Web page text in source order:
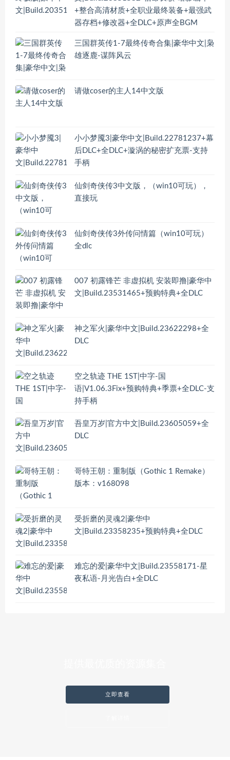
+整合高清材质+全职业最终装备+最强武
器存档+修改器+全DLC+原声全BGM
三国群英传1-7最终传奇合集|豪华中文|枭
雄逐鹿-谋阵风云
请做coser的主人14中文版
小小梦魇3|豪华中文|Build.22781237+幕
后DLC+全DLC+漩涡的秘密扩充票-支持
手柄
仙剑奇侠传3中文版，（win10可玩），
直接玩
仙剑奇侠传3外传问情篇（win10可玩）
全dlc
007 初露锋芒 非虚拟机 安装即撸|豪华中
文|Build.23531465+预购特典+全DLC
神之军火|豪华中文|Build.23622298+全
DLC
空之轨迹 THE 1ST|中字-国
语|V1.06.3Fix+预购特典+季票+全DLC-支
持手柄
吾皇万岁|官方中文|Build.23605059+全
DLC
哥特王朝：重制版（Gothic 1 Remake）
版本：v168098
受折磨的灵魂2|豪华中
文|Build.23358235+预购特典+全DLC
难忘的爱|豪华中文|Build.23558171-星
夜私语-月光告白+全DLC
立即查看